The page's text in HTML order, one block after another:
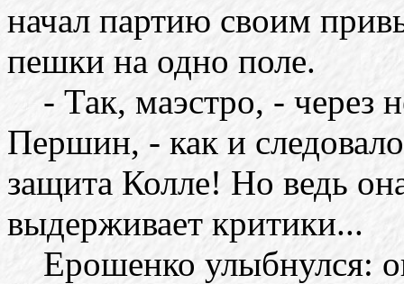
начал партию своим
пешки на одно поле.
- Так, маэстро, - через
Першин, - как и
защита Колле! Но ведь
выдерживает критики...
Ерошенко улыбнулся: